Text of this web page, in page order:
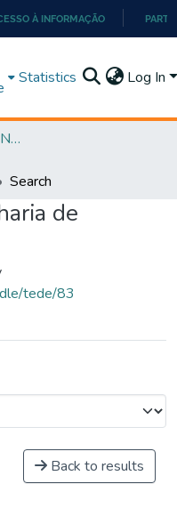
À INFORMAÇÃO
Statistics Log In
FACULDADE DE ENGENHARIA
Search
de
tede/83
Back to results